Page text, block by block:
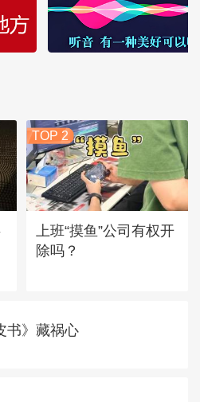
TOP 2
上班“摸鱼”公司有权开
除吗？
书》藏祸心